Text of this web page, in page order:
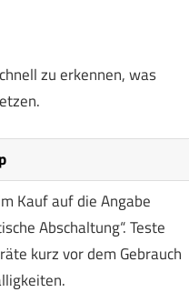
zu erkennen, was
Kauf auf die Angabe
Abschaltung“. Teste
kurz vor dem Gebrauch